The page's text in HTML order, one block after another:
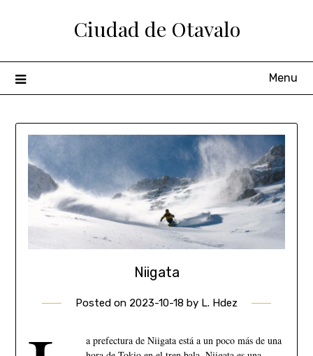
Ciudad de Otavalo
Menu
Niigata
Posted on 2023-10-18 by L. Hdez
a prefectura de Niigata está a un poco más de una